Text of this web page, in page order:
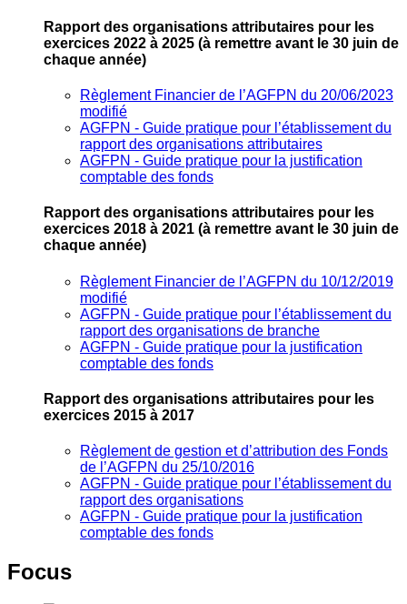
Rapport des organisations attributaires pour les
exercices 2022 à 2025 (à remettre avant le 30 juin de
chaque année)
Règlement Financier de l’AGFPN du 20/06/2023
modifié
AGFPN ‐ Guide pratique pour l’établissement du
rapport des organisations attributaires
AGFPN ‐ Guide pratique pour la justification
comptable des fonds
Rapport des organisations attributaires pour les
exercices 2018 à 2021 (à remettre avant le 30 juin de
chaque année)
Règlement Financier de l’AGFPN du 10/12/2019
modifié
AGFPN ‐ Guide pratique pour l’établissement du
rapport des organisations de branche
AGFPN ‐ Guide pratique pour la justification
comptable des fonds
Rapport des organisations attributaires pour les
exercices 2015 à 2017
Règlement de gestion et d’attribution des Fonds
de l’AGFPN du 25/10/2016
AGFPN ‐ Guide pratique pour l’établissement du
rapport des organisations
AGFPN ‐ Guide pratique pour la justification
comptable des fonds
Focus